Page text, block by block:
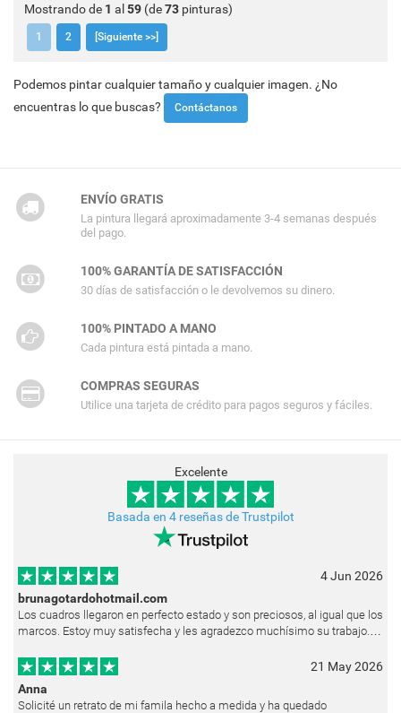
Mostrando de 1 al 59 (de73 pinturas)
1 2 [Siguiente >>]
Podemos pintar cualquier tamaño y cualquier imagen. ¿No
encuentras lo que buscas?
Contáctanos
ENVÍO GRATIS
La pintura llegará aproximadamente 3-4 semanas después
del pago.
100% GARANTÍA DE SATISFACCIÓN
30 días de satisfacción o le devolvemos su dinero.
100% PINTADO A MANO
Cada pintura está pintada a mano.
COMPRAS SEGURAS
Utilice una tarjeta de crédito para pagos seguros y fáciles.
Excelente
Basada en 4 reseñas de Trustpilot
4 Jun 2026
brunagotardohotmail.com
Los cuadros llegaron en perfecto estado y son preciosos, al igual que los
marcos. Estoy muy satisfecha y les agradezco muchísimo su trabajo.
21 May 2026
Anna
Solicité un retrato de mi famila hecho a medida y ha quedado